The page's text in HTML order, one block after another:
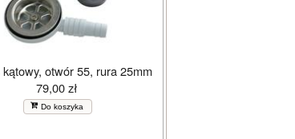
kątowy, otwór 55, rura 25mm
79,00 zł
Do koszyka